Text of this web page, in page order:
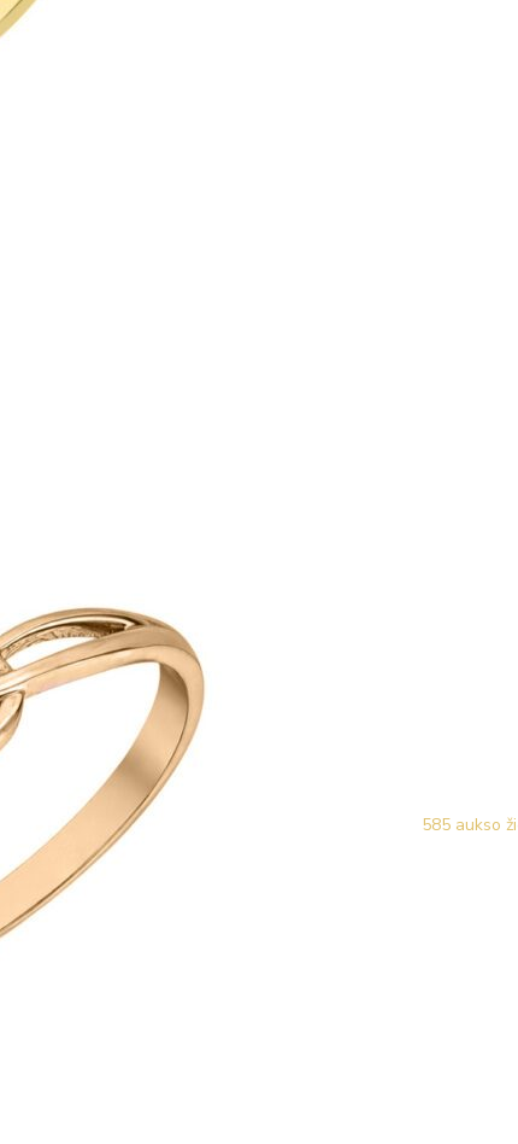
585 aukso